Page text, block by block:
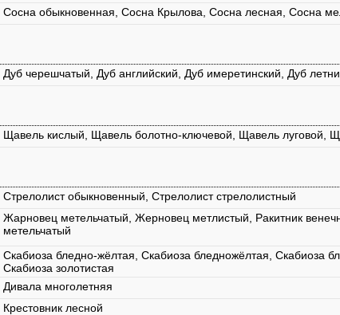
Сосна обыкновенная, Сосна Крылова, Сосна лесная, Сосна
Дуб черешчатый, Дуб английский, Дуб имеретинский, Дуб
Щавель кислый, Щавель болотно-ключевой, Щавель луговой,
Стрелолист обыкновенный, Стрелолист стрелолистный
Жарновец метельчатый, Жерновец метлистый, Ракитник
метельчатый
Скабиоза бледно-жёлтая, Скабиоза бледножёлтая, Скабиоза
Скабиоза золотистая
Дивала многолетняя
Крестовник лесной